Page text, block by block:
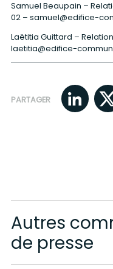
Samuel Beaupain –
02– samuel@edifice-
Laëtitia Guittard –
laetitia@edifice-
PARTAGER
Autres
de presse